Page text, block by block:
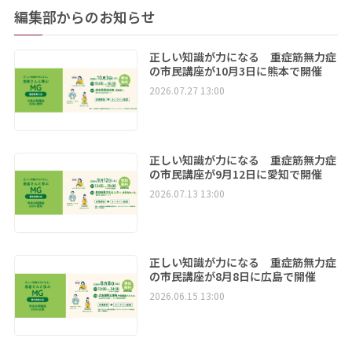
編集部からのお知らせ
正しい知識が力になる 重症筋無力症
の市民講座が10月3日に熊本で開催
2026.07.27 13:00
正しい知識が力になる 重症筋無力症
の市民講座が9月12日に愛知で開催
2026.07.13 13:00
正しい知識が力になる 重症筋無力症
の市民講座が8月8日に広島で開催
2026.06.15 13:00